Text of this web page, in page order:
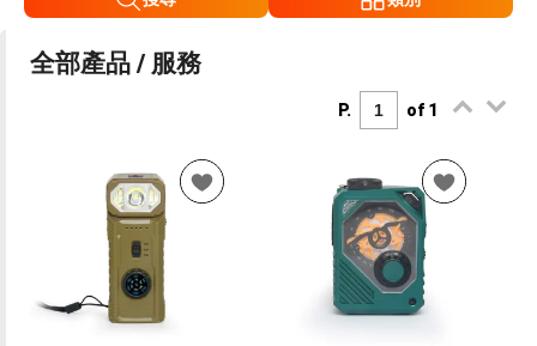
全部產品 / 服務
P. of 1